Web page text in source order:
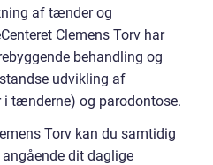
af tænder og
Clemens Torv har
behandling og
udvikling af
i tænderne) og parodontose.
Torv kan du samtidig
dit daglige